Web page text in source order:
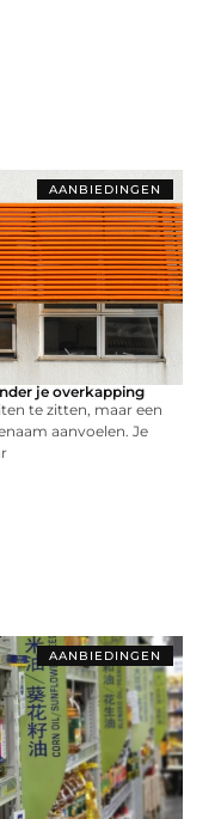
AANBIEDINGEN
je overkapping
te zitten, maar een
aanvoelen. Je
AANBIEDINGEN